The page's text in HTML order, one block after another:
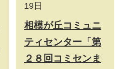
19日
相模が丘コミュニ
ティセンター「第
２８回コミセンま